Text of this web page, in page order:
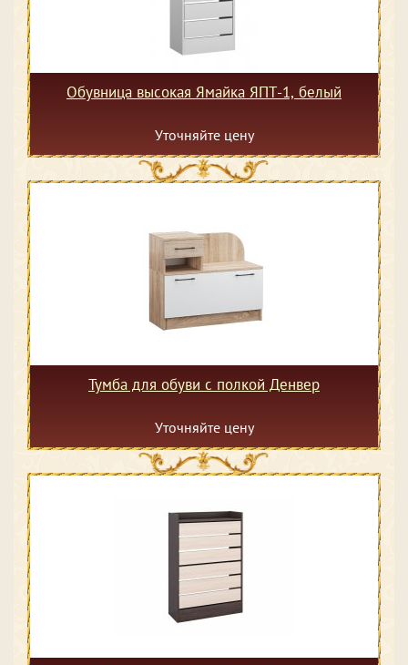
Обувница высокая Ямайка ЯПТ-1, белый
Уточняйте цену
Тумба для обуви с полкой Денвер
Уточняйте цену